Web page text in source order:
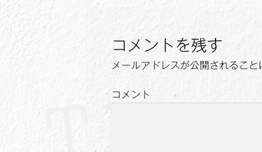
コメントを残す
メールアドレスが公開されること
コメント